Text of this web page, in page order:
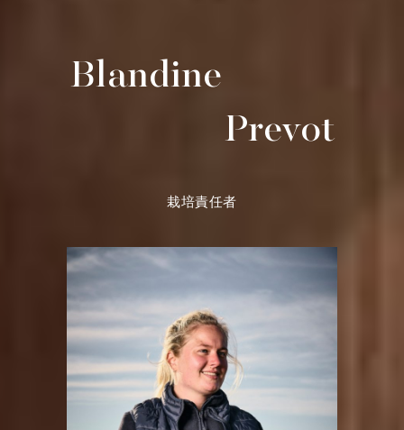
Blandine
Prevot
栽培責任者